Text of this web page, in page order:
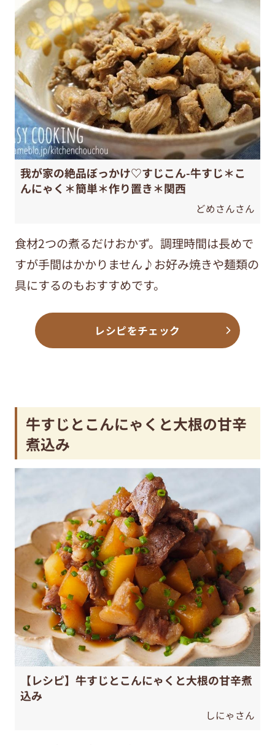
我が家の絶品ぼっかけ♡すじこん-牛すじ＊こ
んにゃく＊簡単＊作り置き＊関西
どめさんさん
食材2つの煮るだけおかず。調理時間は長めで
すが手間はかかりません♪お好み焼きや麺類の
具にするのもおすすめです。
レシピをチェック
牛すじとこんにゃくと大根の甘辛
煮込み
【レシピ】牛すじとこんにゃくと大根の甘辛煮
込み
しにゃさん